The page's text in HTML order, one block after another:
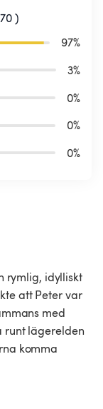
)
97%
3%
0%
0%
0%
rymlig, idylliskt
att Peter var
med
lägerelden
komma